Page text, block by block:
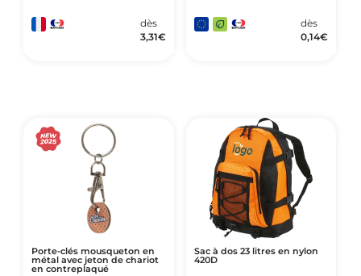
dès
3,31€
dès
0,14€
Porte-clés mousqueton en
métal avec jeton de chariot
en contreplaqué
Sac à dos 23 litres en nylon
420D